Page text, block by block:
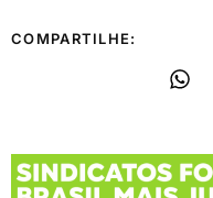
COMPARTILHE: